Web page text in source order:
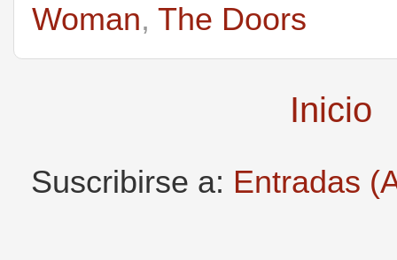
Woman, The Doors
Inicio
Suscribirse a: Entradas